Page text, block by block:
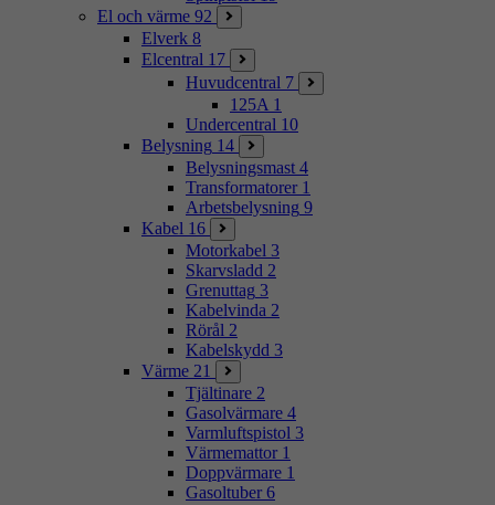
El och värme 92
Elverk 8
Elcentral 17
Huvudcentral 7
125A 1
Undercentral 10
Belysning 14
Belysningsmast 4
Transformatorer 1
Arbetsbelysning 9
Kabel 16
Motorkabel 3
Skarvsladd 2
Grenuttag 3
Kabelvinda 2
Rörål 2
Kabelskydd 3
Värme 21
Tjältinare 2
Gasolvärmare 4
Varmluftspistol 3
Värmemattor 1
Doppvärmare 1
Gasoltuber 6